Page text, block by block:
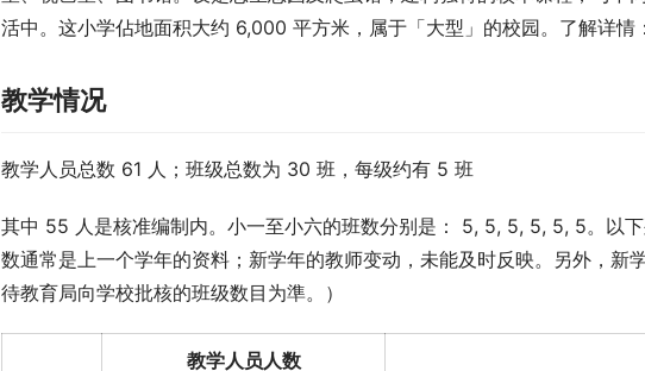
活中。这小学佔地面积大约 6,000 平方米，属于「大型」的校园。了解详情：
教学情况
教学人员总数 61 人；班级总数为 30 班，每级约有 5 班
其中 55 人是核准编制内。小一至小六的班数分别是： 5, 5, 5, 5, 5, 5。以
数通常是上一个学年的资料；新学年的教师变动，未能及时反映。另外，
待教育局向学校批核的班级数目为準。）
教学人员人数